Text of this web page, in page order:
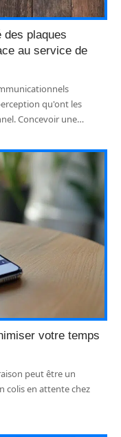
plaques
au service de
qu'ont les
Concevoir une…
votre temps
peut être un
colis en attente chez